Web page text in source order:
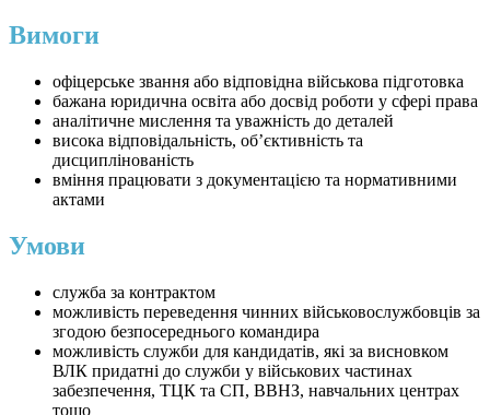
Вимоги
офіцерське звання або відповідна військова підготовка
бажана юридична освіта або досвід роботи у сфері права
аналітичне мислення та уважність до деталей
висока відповідальність, об’єктивність та
дисциплінованість
вміння працювати з документацією та нормативними
актами
Умови
служба за контрактом
можливість переведення чинних військовослужбовців за
згодою безпосереднього командира
можливість служби для кандидатів, які за висновком
ВЛК придатні до служби у військових частинах
забезпечення, ТЦК та СП, ВВНЗ, навчальних центрах
тощо